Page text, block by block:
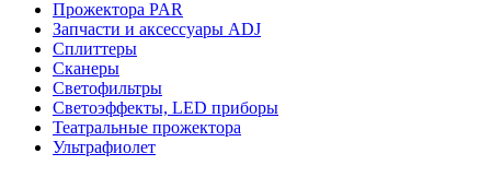
Прожектора PAR
Запчасти и аксессуары ADJ
Сплиттеры
Сканеры
Светофильтры
Светоэффекты, LED приборы
Театральные прожектора
Ультрафиолет